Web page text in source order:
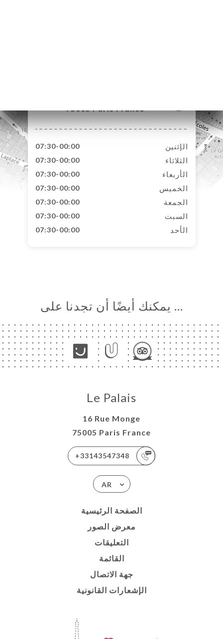
75005 Paris France
الإثنين 07:30-00:00
الثلاثاء 07:30-00:00
الأربعاء 07:30-00:00
الخميس 07:30-00:00
الجمعة 07:30-00:00
السبت 07:30-00:00
الأحد 07:30-00:00
… يمكنك أيضًا أن تجدنا على
Le Palais
16 Rue Monge
75005 Paris France
+33143547348
AR
الصفحة الرئيسية
معرض الصور
التعليقات
القائمة
جهة الاتصال
الإشعارات القانونية